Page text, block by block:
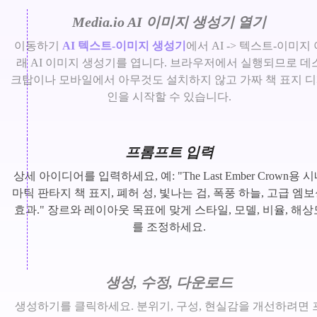
Media.io AI 이미지 생성기 열기
이동하기 AI 텍스트-이미지 생성기 에서 AI -> 텍스트-이미지
래 AI 이미지 생성기를 엽니다. 브라우저에서 실행되므로 데
크탑이나 모바일에서 아무것도 설치하지 않고 가짜 책 표지
인을 시작할 수 있습니다.
프롬프트 입력
상세 아이디어를 입력하세요, 예: "The Last Ember Crown용 시
마틱 판타지 책 표지, 폐허 성, 빛나는 검, 폭풍 하늘, 고급 엠보
효과." 장르와 레이아웃 목표에 맞게 스타일, 모델, 비율, 해상
를 조정하세요.
생성, 수정, 다운로드
생성하기를 클릭하세요. 분위기, 구성, 현실감을 개선하려면